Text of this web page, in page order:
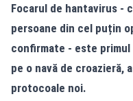
Focarul de hantavirus -
persoane din cel puțin
confirmate - este
pe o navă de croazieră,
protocoale noi.